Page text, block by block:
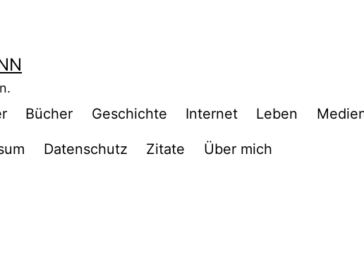
Bücher Geschichte Internet Leben
Datenschutz Zitate Über mich